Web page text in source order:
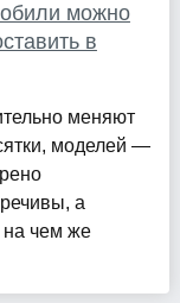
можно
в
меняют
моделей —
а
на чем же